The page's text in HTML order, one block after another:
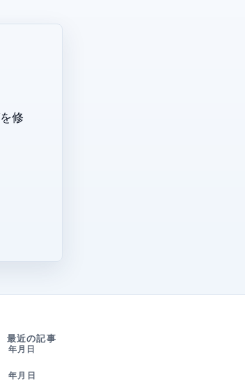
修
最近の記事
2026年8月7日
2026年7月30日